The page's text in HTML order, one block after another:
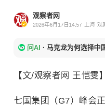
观察者网
2026年6月17日14:57 上海 观
问AI · 马克龙为何选择中
【文/观察者网 王恺雯】
七国集团（G7）峰会